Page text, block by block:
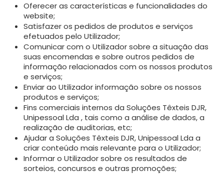
Oferecer as características e funcionalidades do
website;
Satisfazer os pedidos de produtos e serviços
efetuados pelo Utilizador;
Comunicar com o Utilizador sobre a situação das
suas encomendas e sobre outros pedidos de
informação relacionados com os nossos produtos
e serviços;
Enviar ao Utilizador informação sobre os nossos
produtos e serviços;
Fins comerciais internos da Soluções Têxteis DJR,
Unipessoal Lda , tais como a análise de dados, a
realização de auditorias, etc;
Ajudar a Soluções Têxteis DJR, Unipessoal Lda a
criar conteúdo mais relevante para o Utilizador;
Informar o Utilizador sobre os resultados de
sorteios, concursos e outras promoções;